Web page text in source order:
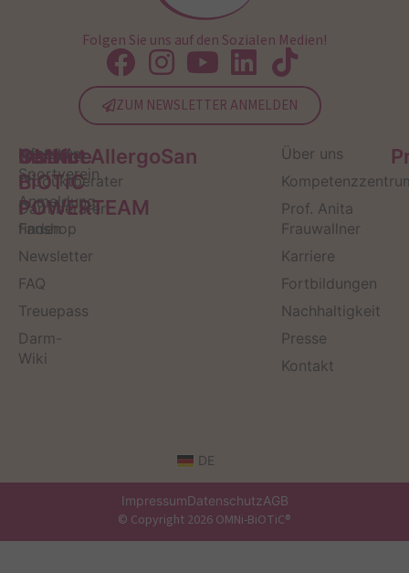
Folgen Sie uns auf den Sozialen Medien!
ZUM NEWSLETTER ANMELDEN
Service
Kontakt
Produktberater
Darmberater
finden
Newsletter
FAQ
Treuepass
Darm-
Wiki
OMNi-
BiOTiC
POWERTEAM
Infos zum
Sportverein
Anmeldung
Fanshop
Institut AllergoSan
Über uns
Prof. Anita
Frauwallner
Karriere
Fortbildungen
Nachhaltigkeit
Presse
Kontakt
DE
ImpressumDatenschutzAGB
© Copyright 2026 OMNi-BiOTiC®